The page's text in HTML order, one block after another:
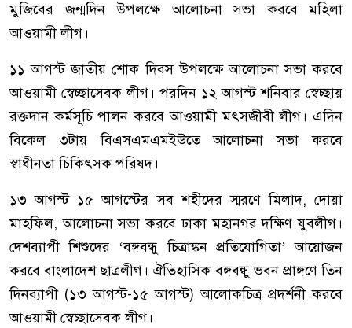
মুজিবের জন্মদিন উপলক্ষে আলোচনা সভা করবে মহিলা
আওয়ামী লীগ।
১১ আগস্ট জাতীয় শোক দিবস উপলক্ষে আলোচনা সভা করবে
আওয়ামী স্বেচ্ছাসেবক লীগ। পরদিন ১২ আগস্ট শনিবার স্বেচ্ছায়
রক্তদান কর্মসূচি পালন করবে আওয়ামী মৎসজীবী লীগ। এদিন
বিকেল ৩টায় বিএসএমএমইউতে আলোচনা সভা করবে
স্বাধীনতা চিকিৎসক পরিষদ।
১৩ আগস্ট ১৫ আগস্টের সব শহীদের স্মরণে মিলাদ, দোয়া
মাহফিল, আলোচনা সভা করবে ঢাকা মহানগর দক্ষিণ যুবলীগ।
দেশব্যাপী শিশুদের ‘বঙ্গবন্ধু চিত্রাঙ্কন প্রতিযোগিতা’ আয়োজন
করবে বাংলাদেশ ছাত্রলীগ। ঐতিহাসিক বঙ্গবন্ধু ভবন প্রাঙ্গণে তিন
দিনব্যাপী (১৩ আগস্ট-১৫ আগস্ট) আলোকচিত্র প্রদর্শনী করবে
আওয়ামী স্বেচ্ছাসেবক লীগ।